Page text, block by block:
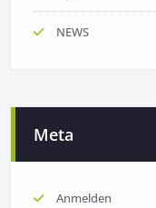
NEWS
Meta
Anmelden